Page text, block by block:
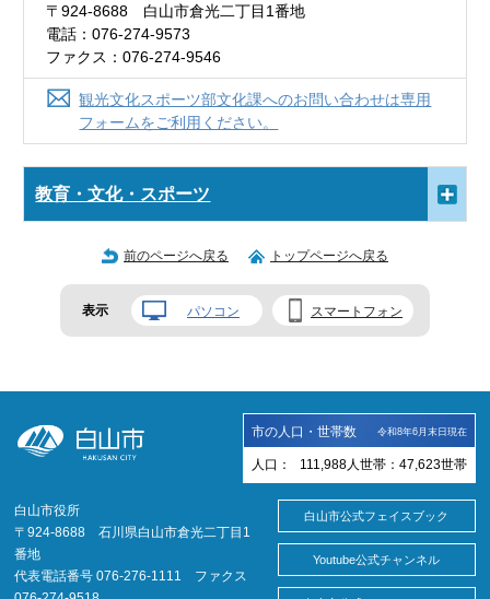
〒924-8688 白山市倉光二丁目1番地
電話：076-274-9573
ファクス：076-274-9546
観光文化スポーツ部文化課へのお問い合わせは専用
フォームをご利用ください。
教育・文化・スポーツ
前のページへ戻る トップページへ戻る
表示 パソコン スマートフォン
市の人口・世帯数 令和8年6月末日現在
人口： 111,988 人 世帯： 47,623世帯
白山市役所
〒924-8688 石川県白山市倉光二丁目1
番地
代表電話番号 076-276-1111 ファクス
白山市公式フェイスブック
Youtube公式チャンネル